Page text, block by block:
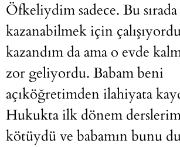
Öfkeliydim sadece. Bu
kazanabilmek için
kazandım da ama o evde
zor geliyordu. Babam beni
açıköğretimden ilahiyata
Hukukta ilk dönem
kötüydü ve babamın bunu